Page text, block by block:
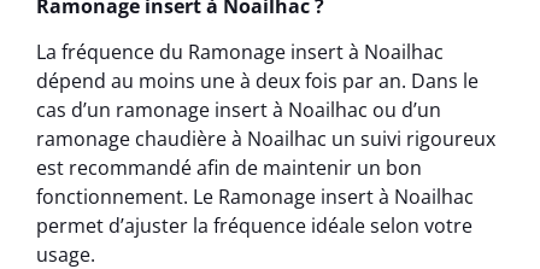
Ramonage insert à Noailhac ?
La fréquence du Ramonage insert à Noailhac
dépend au moins une à deux fois par an. Dans le
cas d’un ramonage insert à Noailhac ou d’un
ramonage chaudière à Noailhac un suivi rigoureux
est recommandé afin de maintenir un bon
fonctionnement. Le Ramonage insert à Noailhac
permet d’ajuster la fréquence idéale selon votre
usage.